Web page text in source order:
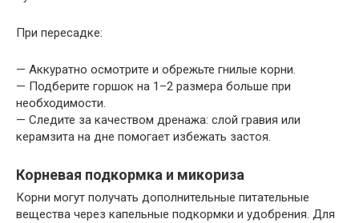
При пересадке:
— Аккуратно осмотрите и обрежьте гнилые корни.
— Подберите горшок на 1–2 размера больше при
необходимости.
— Следите за качеством дренажа: слой гравия или
керамзита на дне помогает избежать застоя.
Корневая подкормка и микориза
Корни могут получать дополнительные питательные
вещества через капельные подкормки и удобрения. Для